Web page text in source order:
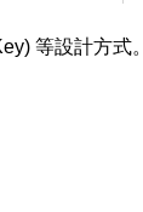
等設計方式。